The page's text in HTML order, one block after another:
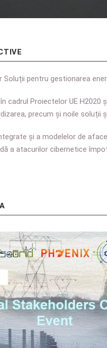
Soluții pentru gestionarea
cadrul Proiectelor UE
precum și noile
și a modelelor de
a atacurilor cibernetice